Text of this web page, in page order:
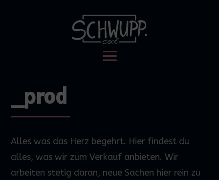
_prod
Alles was das Herz begehrt. Hier findest du
alles, was wir zum Verkauf anbieten. Wir
arbeiten stetig daran, neue Sachen hier rein zu